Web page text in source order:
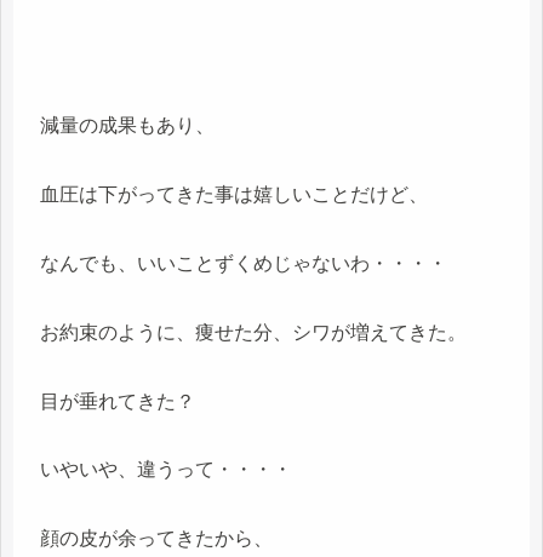
減量の成果もあり、
血圧は下がってきた事は嬉しいことだけど、
なんでも、いいことずくめじゃないわ・・・・
お約束のように、痩せた分、シワが増えてきた。
目が垂れてきた？
いやいや、違うって・・・・
顔の皮が余ってきたから、